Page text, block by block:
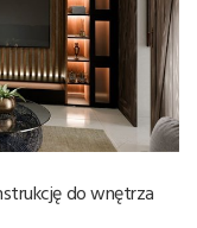
do wnętrza